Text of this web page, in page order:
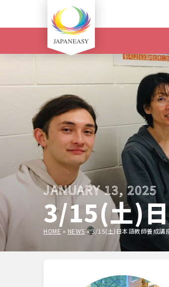
JANUARY 13, 2025
3/15(土)
HOME » NEWS »3/15(土)日本語教師養成